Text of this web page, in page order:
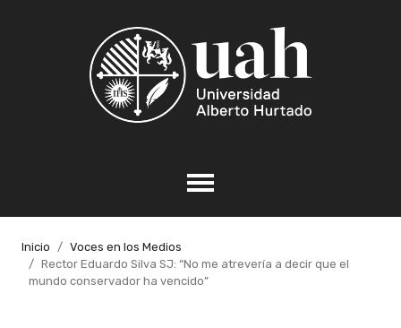
Inicio
Voces en los Medios
Rector Eduardo Silva SJ: “No me atrevería a decir que el
mundo conservador ha vencido”